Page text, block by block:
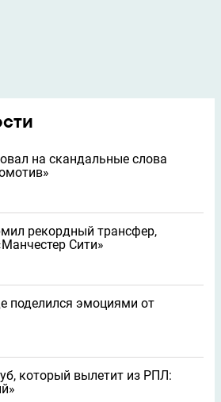
на скандальные слова
рекордный трансфер,
Сити»
поделился эмоциями от
который вылетит из РПЛ: